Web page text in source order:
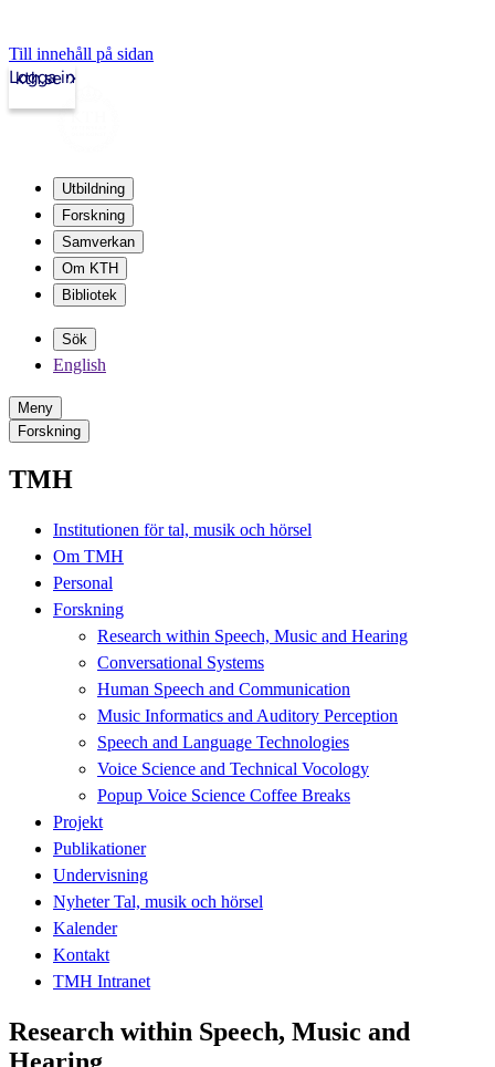
Till innehåll på sidan
kth.se
Logga in
Utbildning
Forskning
Samverkan
Om KTH
Bibliotek
Sök
English
Meny
Forskning
TMH
Institutionen för tal, musik och hörsel
Om TMH
Personal
Forskning
Research within Speech, Music and Hearing
Conversational Systems
Human Speech and Communication
Music Informatics and Auditory Perception
Speech and Language Technologies
Voice Science and Technical Vocology
Popup Voice Science Coffee Breaks
Projekt
Publikationer
Undervisning
Nyheter Tal, musik och hörsel
Kalender
Kontakt
TMH Intranet
Research within Speech, Music and
Hearing